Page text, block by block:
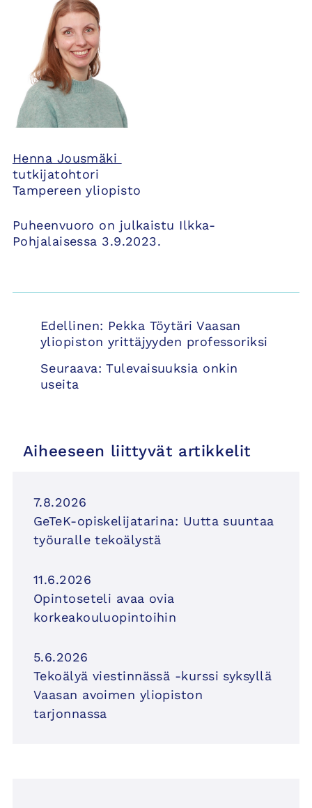
Henna Jousmäki
tutkijatohtori
Tampereen yliopisto
Puheenvuoro on julkaistu Ilkka-
Pohjalaisessa 3.9.2023.
Artikkelien
selaus
Edellinen: Pekka Töytäri Vaasan
yliopiston yrittäjyyden professoriksi
Seuraava: Tulevaisuuksia onkin
useita
Aiheeseen liittyvät artikkelit
7.8.2026
GeTeK-opiskelijatarina: Uutta suuntaa
työuralle tekoälystä
11.6.2026
Opintoseteli avaa ovia
korkeakouluopintoihin
5.6.2026
Tekoälyä viestinnässä -kurssi syksyllä
Vaasan avoimen yliopiston
tarjonnassa